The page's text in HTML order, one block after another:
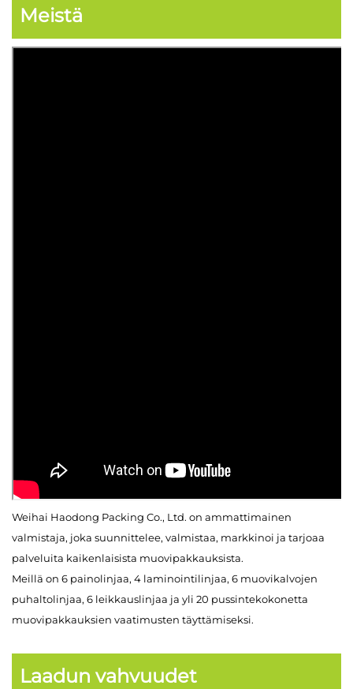
Meistä
Weihai Haodong Packing Co., Ltd. on ammattimainen
valmistaja, joka suunnittelee, valmistaa, markkinoi ja tarjoaa
palveluita kaikenlaisista muovipakkauksista.
Meillä on 6 painolinjaa, 4 laminointilinjaa, 6 muovikalvojen
puhaltolinjaa, 6 leikkauslinjaa ja yli 20 pussintekokonetta
muovipakkauksien vaatimusten täyttämiseksi.
Laadun vahvuudet